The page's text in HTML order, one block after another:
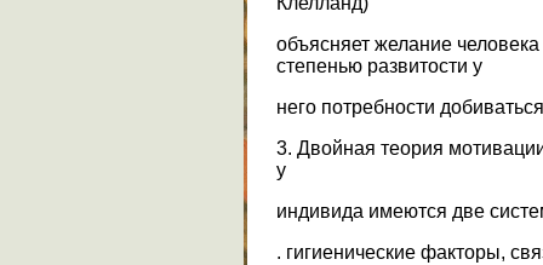
объясняет желание
степенью развитости у
него потребности
3. Двойная теория
у
индивида имеются две
. гигиенические факторы,